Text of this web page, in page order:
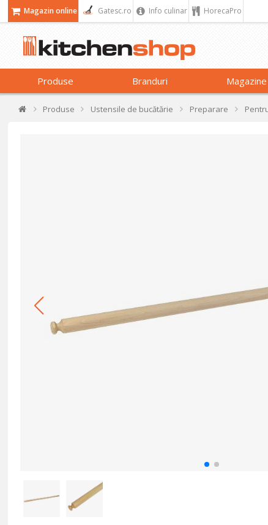
Magazin online Gatesc.ro Info culinar HorecaPro
Produse Branduri Magazine
Produse Ustensile de bucătărie Preparare